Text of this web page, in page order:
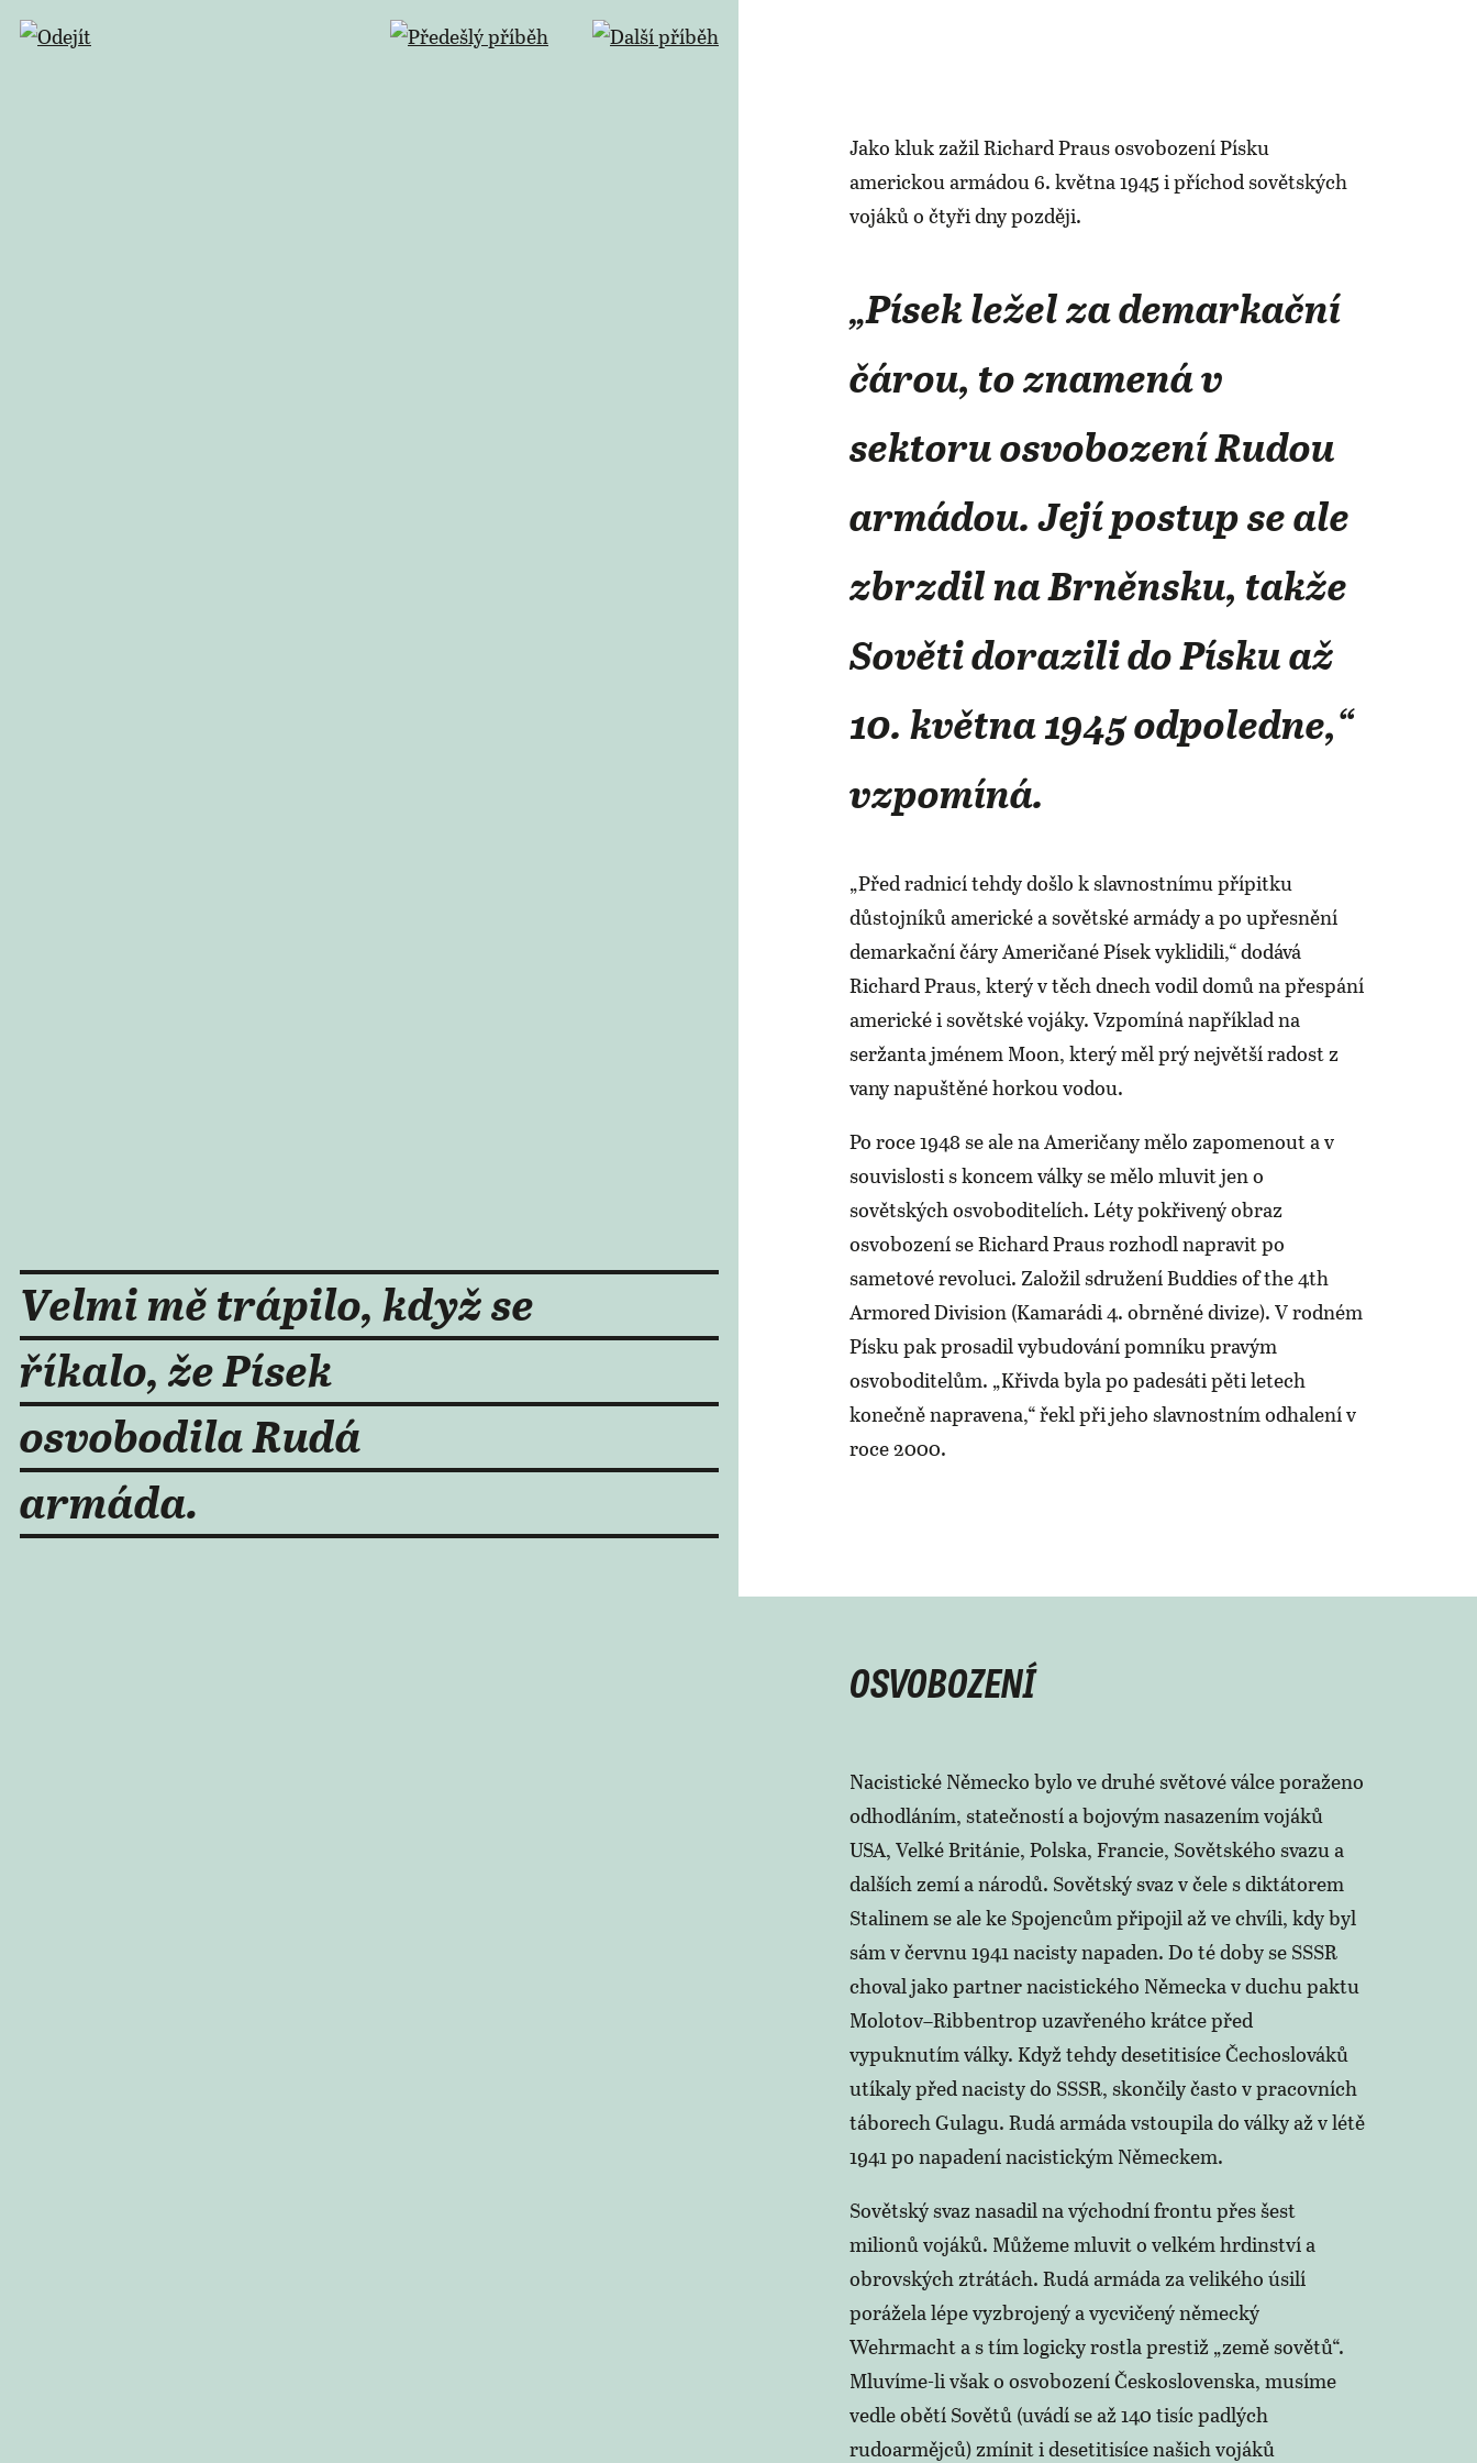
Velmi mě trápilo, když se
říkalo, že Písek
osvobodila Rudá
armáda.
Jako kluk zažil Richard Praus osvobození Písku
americkou armádou 6. května 1945 i příchod sovětských
vojáků o čtyři dny později.
„Písek ležel za demarkační
čárou, to znamená v
sektoru osvobození Rudou
armádou. Její postup se ale
zbrzdil na Brněnsku, takže
Sověti dorazili do Písku až
10. května 1945 odpoledne,“
vzpomíná.
„Před radnicí tehdy došlo k slavnostnímu přípitku
důstojníků americké a sovětské armády a po upřesnění
demarkační čáry Američané Písek vyklidili,“ dodává
Richard Praus, který v těch dnech vodil domů na přespání
americké i sovětské vojáky. Vzpomíná například na
seržanta jménem Moon, který měl prý největší radost z
vany napuštěné horkou vodou.
Po roce 1948 se ale na Američany mělo zapomenout a v
souvislosti s koncem války se mělo mluvit jen o
sovětských osvoboditelích. Léty pokřivený obraz
osvobození se Richard Praus rozhodl napravit po
sametové revoluci. Založil sdružení Buddies of the 4th
Armored Division (Kamarádi 4. obrněné divize). V rodném
Písku pak prosadil vybudování pomníku pravým
osvoboditelům. „Křivda byla po padesáti pěti letech
konečně napravena,“ řekl při jeho slavnostním odhalení v
roce 2000.
OSVOBOZENÍ
Nacistické Německo bylo ve druhé světové válce poraženo
odhodláním, statečností a bojovým nasazením vojáků
USA, Velké Británie, Polska, Francie, Sovětského svazu a
dalších zemí a národů. Sovětský svaz v čele s diktátorem
Stalinem se ale ke Spojencům připojil až ve chvíli, kdy byl
sám v červnu 1941 nacisty napaden. Do té doby se SSSR
choval jako partner nacistického Německa v duchu paktu
Molotov–Ribbentrop uzavřeného krátce před
vypuknutím války. Když tehdy desetitisíce Čechoslováků
utíkaly před nacisty do SSSR, skončily často v pracovních
táborech Gulagu. Rudá armáda vstoupila do války až v létě
1941 po napadení nacistickým Německem.
Sovětský svaz nasadil na východní frontu přes šest
milionů vojáků. Můžeme mluvit o velkém hrdinství a
obrovských ztrátách. Rudá armáda za velikého úsilí
porážela lépe vyzbrojený a vycvičený německý
Wehrmacht a s tím logicky rostla prestiž „země sovětů“.
Mluvíme-li však o osvobození Československa, musíme
vedle obětí Sovětů (uvádí se až 140 tisíc padlých
rudoarmějců) zmínit i desetitisíce našich vojáků